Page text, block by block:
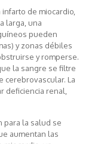
de miocardio,
larga, una
pueden
y zonas débiles
y romperse.
la sangre se filtre
cerebrovascular. La
deficiencia renal,
para la salud se
aumentan las